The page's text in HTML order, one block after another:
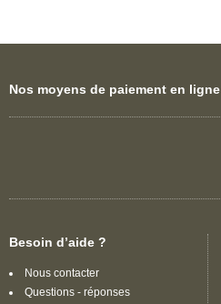
Nos moyens de paiement en ligne
Besoin d’aide ?
Nous contacter
Questions - réponses